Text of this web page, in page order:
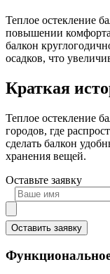
Теплое остекление
повышении
балкон
осадков, что
Краткая
Теплое остекление
городов, где
сделать балкон
хранения вещей.
Оставьте заявку
Оставить заявку